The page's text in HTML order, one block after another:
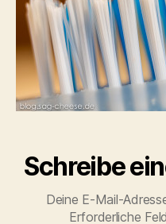
Schreibe
Deine E-Mail-
Erforderliche